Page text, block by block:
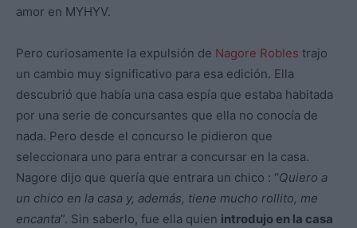
amor en MYHYV.
Pero curiosamente la expulsión de Nagore Robles trajo
un cambio muy significativo para esa edición. Ella
descubrió que había una casa espía que estaba habitada
por una serie de concursantes que ella no conocía de
nada. Pero desde el concurso le pidieron que
seleccionara uno para entrar a concursar en la casa.
Nagore dijo que quería que entrara un chico : “Quiero a
un chico en la casa y, además, tiene mucho rollito, me
encanta”. Sin saberlo, fue ella quien introdujo en la casa